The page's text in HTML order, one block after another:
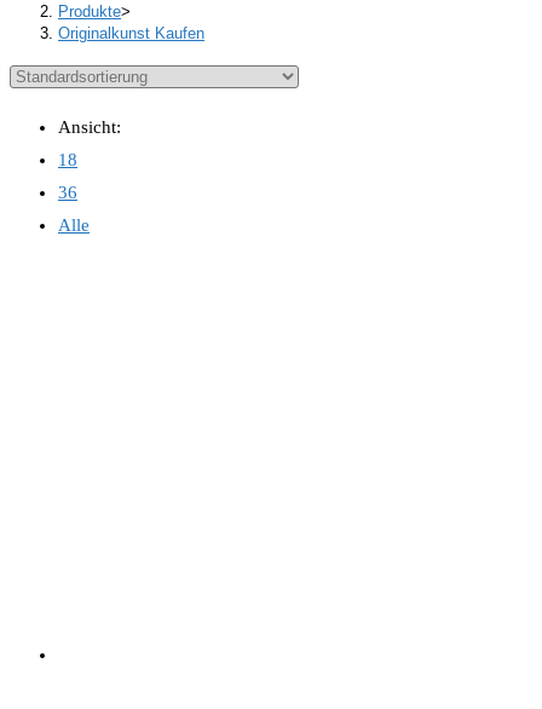
Produkte>
Originalkunst Kaufen
Ansicht:
18
36
Alle